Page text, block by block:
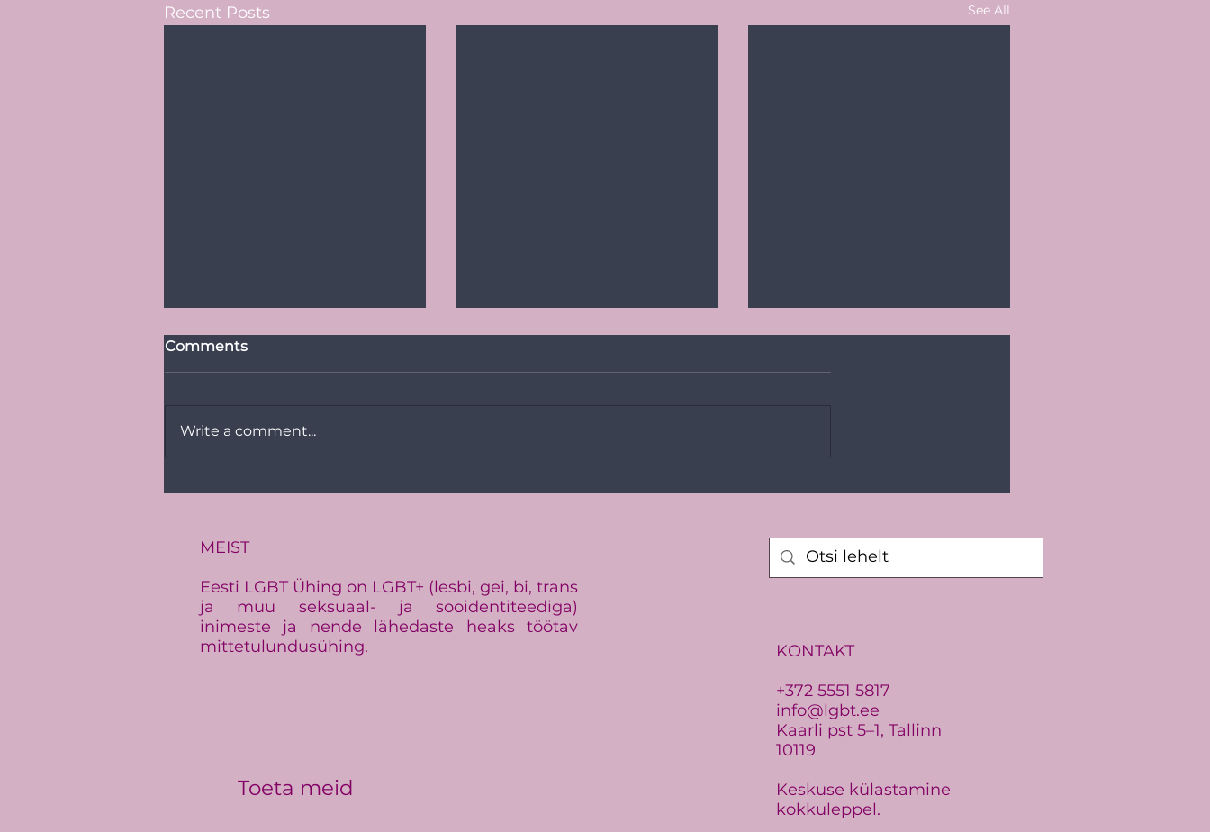
Recent Posts See All
Eestis
Comments
Write a comment...
MEIST
Eesti LGBT Ühing on LGBT+ (lesbi, gei, bi, trans
ja muu seksuaal- ja sooidentiteediga)
inimeste ja nende lähedaste heaks töötav
mittetulundusühing.
Toeta meid
KONTAKT
+372 5551 5817
info@lgbt.ee
Kaarli pst 5–1, Tallinn
10119
Keskuse külastamine
kokkuleppel.